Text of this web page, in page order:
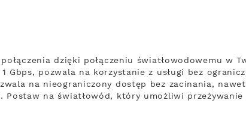
dzięki połączeniu światłowodowemu w
Gbps, pozwala na korzystanie z usługi bez
na nieograniczony dostęp bez zacinania,
Postaw na światłowód, który umożliwi